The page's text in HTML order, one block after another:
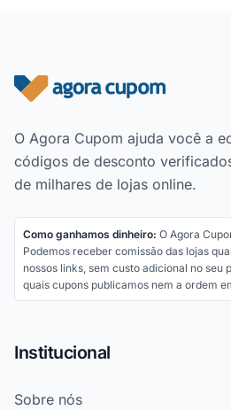
Rodapé do site
O Agora Cupom ajuda você a
códigos de desconto
de milhares de lojas online.
Como ganhamos dinheiro: O Agora
Podemos receber comissão das lojas
nossos links, sem custo adicional no seu
quais cupons publicamos nem a ordem
Institucional
Sobre nós